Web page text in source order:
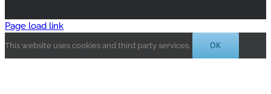
Page load link
This website uses cookies and third party services. OK